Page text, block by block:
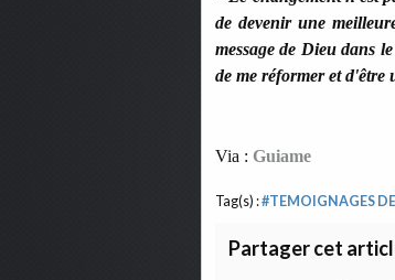
de devenir une
message de Dieu dans
de me réformer et d'être
Via : Guiame
Tag(s) :#TEMOIGNAGES
Partager cet